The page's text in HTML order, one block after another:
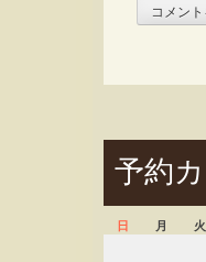
予約
日 月 火